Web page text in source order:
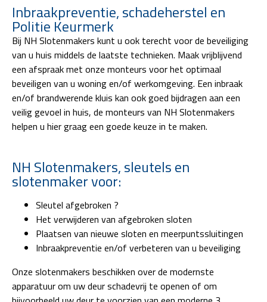
Inbraakpreventie, schadeherstel en
Politie Keurmerk
Bij NH Slotenmakers kunt u ook terecht voor de beveiliging
van u huis middels de laatste technieken. Maak vrijblijvend
een afspraak met onze monteurs voor het optimaal
beveiligen van u woning en/of werkomgeving. Een inbraak
en/of brandwerende kluis kan ook goed bijdragen aan een
veilig gevoel in huis, de monteurs van NH Slotenmakers
helpen u hier graag een goede keuze in te maken.
NH Slotenmakers, sleutels en
slotenmaker voor:
Sleutel afgebroken ?
Het verwijderen van afgebroken sloten
Plaatsen van nieuwe sloten en meerpuntssluitingen
Inbraakpreventie en/of verbeteren van u beveiliging
Onze slotenmakers beschikken over de modernste
apparatuur om uw deur schadevrij te openen of om